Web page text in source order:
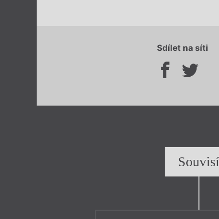
Sdílet na síti